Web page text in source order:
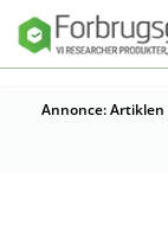
Annonce: